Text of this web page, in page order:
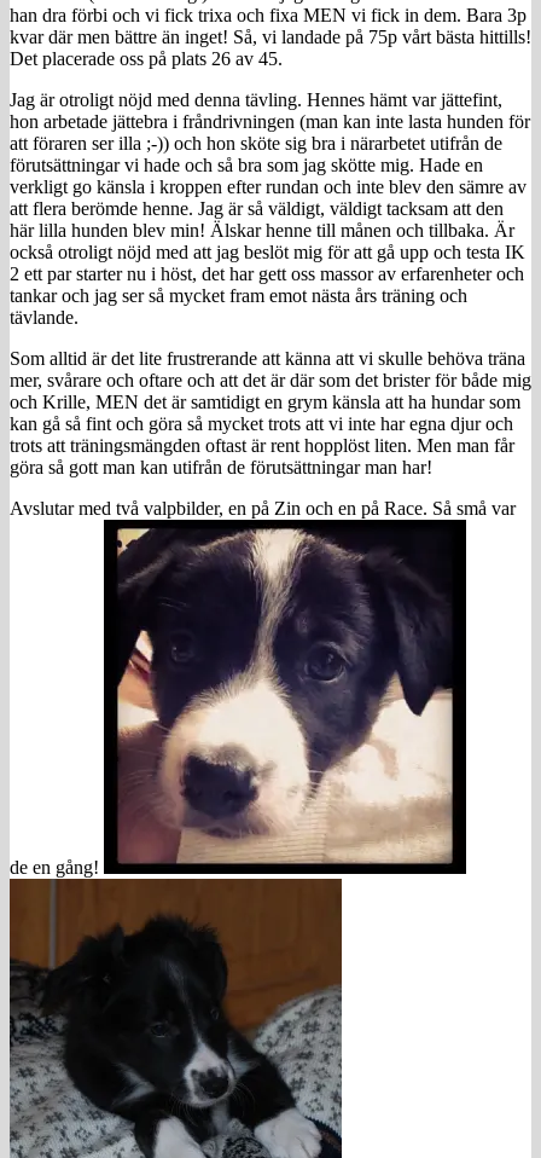
han dra förbi och vi fick trixa och fixa MEN vi fick in dem. Bara 3p
kvar där men bättre än inget! Så, vi landade på 75p vårt bästa hittills!
Det placerade oss på plats 26 av 45.
Jag är otroligt nöjd med denna tävling. Hennes hämt var jättefint,
hon arbetade jättebra i fråndrivningen (man kan inte lasta hunden för
att föraren ser illa ;-)) och hon sköte sig bra i närarbetet utifrån de
förutsättningar vi hade och så bra som jag skötte mig. Hade en
verkligt go känsla i kroppen efter rundan och inte blev den sämre av
att flera berömde henne. Jag är så väldigt, väldigt tacksam att den
här lilla hunden blev min! Älskar henne till månen och tillbaka. Är
också otroligt nöjd med att jag beslöt mig för att gå upp och testa IK
2 ett par starter nu i höst, det har gett oss massor av erfarenheter och
tankar och jag ser så mycket fram emot nästa års träning och
tävlande.
Som alltid är det lite frustrerande att känna att vi skulle behöva träna
mer, svårare och oftare och att det är där som det brister för både mig
och Krille, MEN det är samtidigt en grym känsla att ha hundar som
kan gå så fint och göra så mycket trots att vi inte har egna djur och
trots att träningsmängden oftast är rent hopplöst liten. Men man får
göra så gott man kan utifrån de förutsättningar man har!
Avslutar med två valpbilder, en på Zin och en på Race. Så små var
de en gång!